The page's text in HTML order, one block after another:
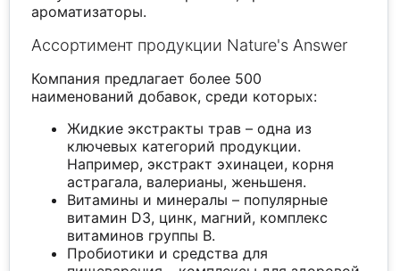
ароматизаторы.
Ассортимент продукции Nature's Answer
Компания предлагает более 500
наименований добавок, среди которых:
Жидкие экстракты трав – одна из
ключевых категорий продукции.
Например, экстракт эхинацеи, корня
астрагала, валерианы, женьшеня.
Витамины и минералы – популярные
витамин D3, цинк, магний, комплекс
витаминов группы B.
Пробиотики и средства для